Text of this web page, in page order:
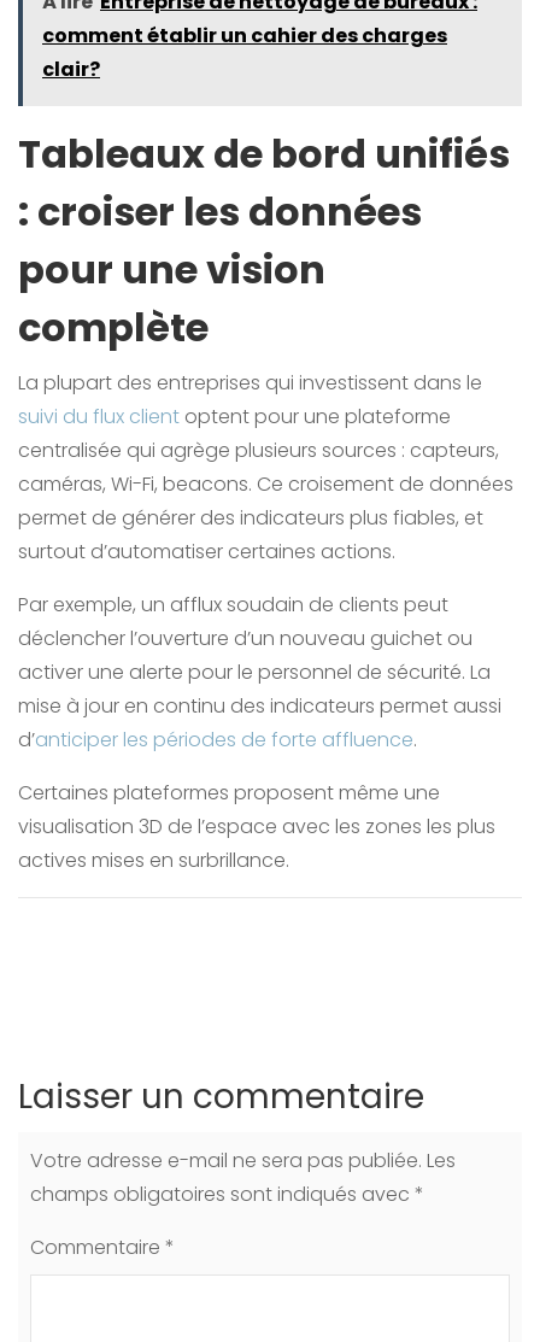
comment établir un cahier des charges
clair?
Tableaux de bord unifiés
: croiser les données
pour une vision
complète
La plupart des entreprises qui investissent dans le
suivi du flux client optent pour une plateforme
centralisée qui agrège plusieurs sources : capteurs,
caméras, Wi-Fi, beacons. Ce croisement de données
permet de générer des indicateurs plus fiables, et
surtout d’automatiser certaines actions.
Par exemple, un afflux soudain de clients peut
déclencher l’ouverture d’un nouveau guichet ou
activer une alerte pour le personnel de sécurité. La
mise à jour en continu des indicateurs permet aussi
d’anticiper les périodes de forte affluence.
Certaines plateformes proposent même une
visualisation 3D de l’espace avec les zones les plus
actives mises en surbrillance.
Laisser un commentaire
Votre adresse e-mail ne sera pas publiée. Les
champs obligatoires sont indiqués avec *
Commentaire *